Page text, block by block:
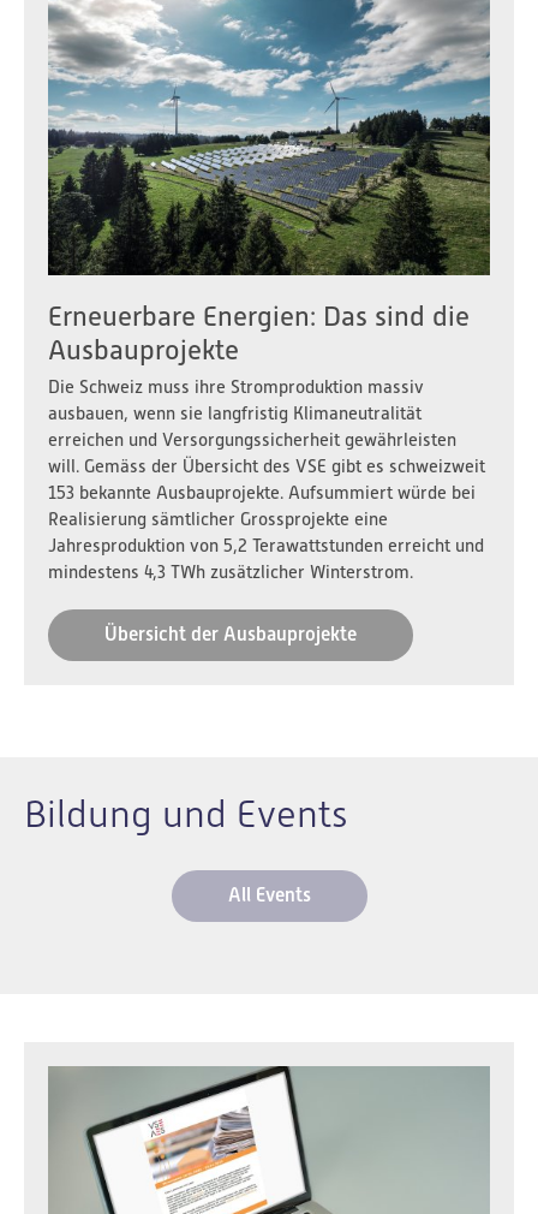
Erneuerbare Energien: Das sind die
Ausbauprojekte
Die Schweiz muss ihre Stromproduktion massiv
ausbauen, wenn sie langfristig Klimaneutralität
erreichen und Versorgungssicherheit gewährleisten
will. Gemäss der Übersicht des VSE gibt es schweizweit
153 bekannte Ausbauprojekte. Aufsummiert würde bei
Realisierung sämtlicher Grossprojekte eine
Jahresproduktion von 5,2 Terawattstunden erreicht und
mindestens 4,3 TWh zusätzlicher Winterstrom.
Übersicht der Ausbauprojekte
Bildung und Events
All Events